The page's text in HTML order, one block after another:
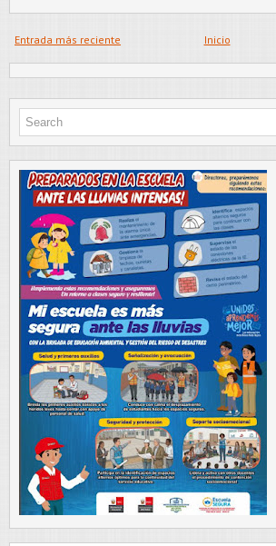
Entrada más reciente Inicio